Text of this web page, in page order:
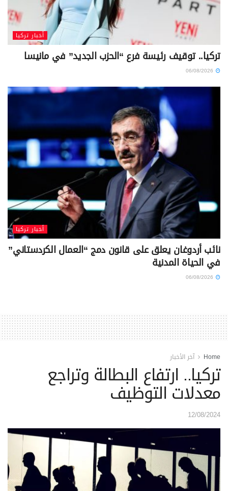
أخبار تركيا
تركيا.. توقيف رئيسة فرع “الحزب الجديد” في مانيسا
أخبار تركيا
نائب أردوغان يعلق على قانون دمج “العمال الكردستاني”
في الحياة المدنية
Home آخر الأخبار
تركيا.. ارتفاع البطالة وتراجع
معدلات التوظيف
12/08/2024